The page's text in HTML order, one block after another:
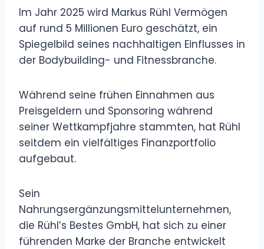
Im Jahr 2025 wird Markus Rühl Vermögen
auf rund 5 Millionen Euro geschätzt, ein
Spiegelbild seines nachhaltigen Einflusses in
der Bodybuilding- und Fitnessbranche.
Während seine frühen Einnahmen aus
Preisgeldern und Sponsoring während
seiner Wettkampfjahre stammten, hat Rühl
seitdem ein vielfältiges Finanzportfolio
aufgebaut.
Sein
Nahrungsergänzungsmittelunternehmen,
die Rühl’s Bestes GmbH, hat sich zu einer
führenden Marke der Branche entwickelt